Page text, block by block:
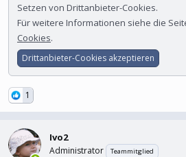
Setzen von Drittanbieter-Cookies.
Für weitere Informationen siehe die
Cookies.
Drittanbieter-Cookies akzeptieren
1
Ivo2
Administrator Teammitglied